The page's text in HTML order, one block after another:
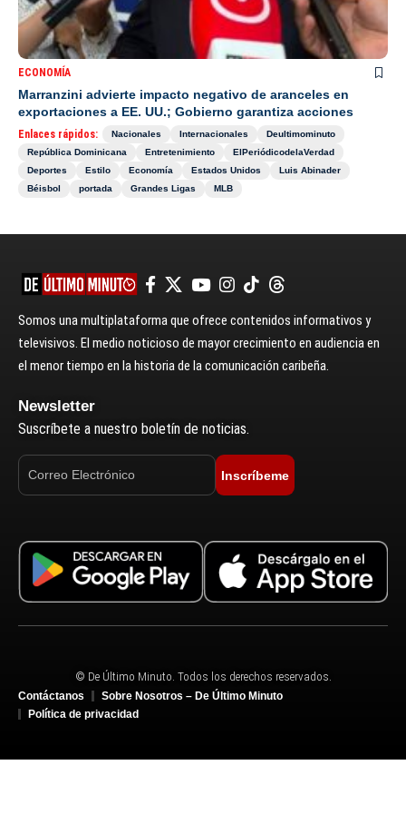
ECONOMÍA
Marranzini advierte impacto negativo de aranceles en
exportaciones a EE. UU.; Gobierno garantiza acciones
Enlaces rápidos: Nacionales Internacionales
Deultimominuto
República Dominicana
Entretenimiento
ElPeriódicodelaVerdad
Deportes
Estilo Economía Estados Unidos
Luis Abinader
Béisbol
portada Grandes Ligas MLB
Somos una multiplataforma que ofrece contenidos informativos y
televisivos. El medio noticioso de mayor crecimiento en audiencia en
el menor tiempo en la historia de la comunicación caribeña.
Newsletter
Suscríbete a nuestro boletín de noticias.
Inscríbeme
© De Último Minuto. Todos los derechos reservados.
Contáctanos
Sobre Nosotros – De Último Minuto
Política de privacidad